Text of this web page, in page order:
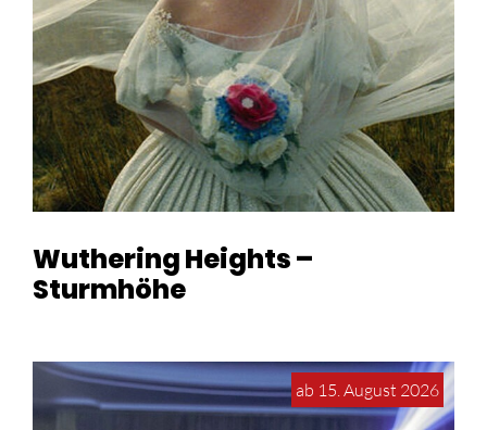
Wuthering Heights –
Sturmhöhe
ab 15. August 2026